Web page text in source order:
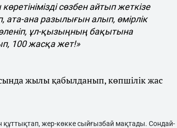
сөзбен айтып жеткізе
ата-ана разылығын алып, өмірлік
ұл-қызыңның бақытына
100 жасқа жет!»
жылы қабылданып, көпшілік жас
құттықтап, жер-көкке сыйғызбай мақтады. Сондай-